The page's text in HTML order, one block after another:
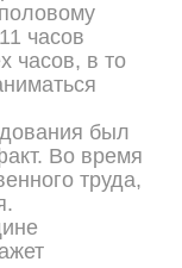
часов
часов, в то
был
Во время
труда,